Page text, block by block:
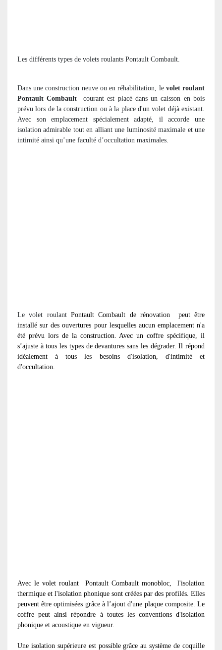
Les différents types de volets roulants Pontault Combault.
Dans une construction neuve ou en réhabilitation, le volet roulant
Pontault Combault
courant est placé dans un caisson en bois
prévu lors de la construction ou à la place d'un volet déjà existant.
Avec son emplacement spécialement adapté, il accorde une
isolation admirable tout en alliant une luminosité maximale et une
intimité ainsi qu’une faculté d’occultation maximales.
Le volet roulantPontault Combault de rénovation
peut être
installé sur des ouvertures pour lesquelles aucun emplacement n'a
été prévu lors de la construction. Avec un coffre spécifique, il
s’ajuste à tous les types de devantures sans les dégrader. Il répond
idéalement à tous les besoins d'isolation, d'intimité et
d'occultation.
Avec le volet roulant
Pontault Combault monobloc, l'isolation
thermique et l'isolation phonique sont créées par des profilés. Elles
peuvent être optimisées grâce à l’ajout d'une plaque composite. Le
coffre peut ainsi répondre à toutes les conventions d'isolation
phonique et acoustique en vigueur.
Une isolation supérieure est possible grâce au système de coquille